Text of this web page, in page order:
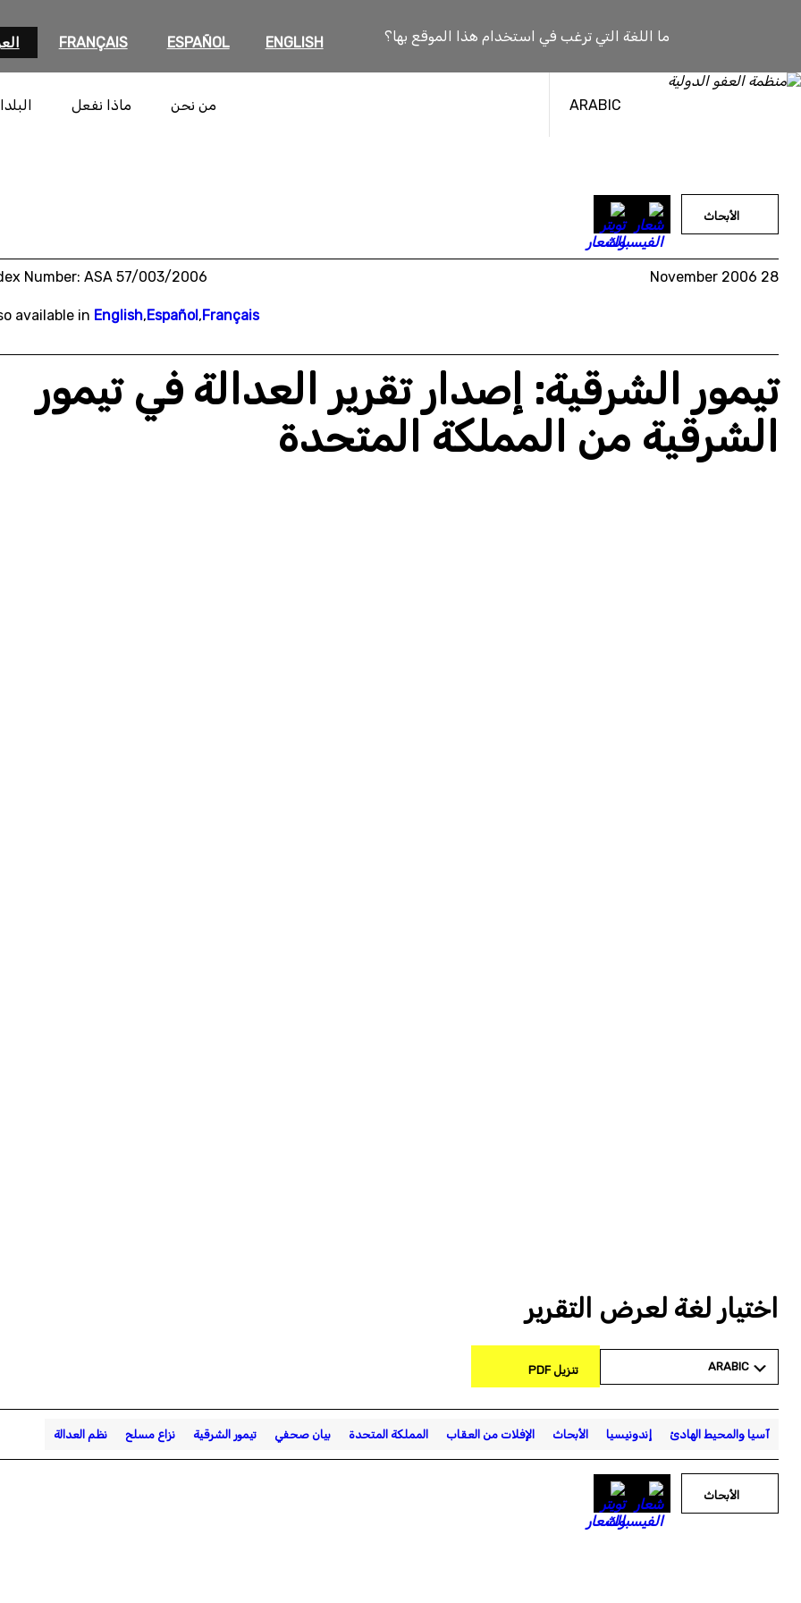
ما اللغة التي ترغب في استخدام هذا الموقع بها؟ ENGLISH
ESPAÑOL
FRANÇAIS
ARABIC من نحن ماذا نفعل
الأبحاث
28 November 2006
Number: ASA 57/003/2006
available in English,Español,Français
تيمور الشرقية: إصدار تقرير العدالة في تيمور
الشرقية من المملكة المتحدة
اختيار لغة لعرض التقرير
ARABIC تنزيل PDF
آسيا والمحيط الهادئ إندونيسيا الأبحاث الإفلات من العقاب المملكة المتحدة بيان صحفي تيمور الشرقية نزاع مسلح نظم العدالة
الأبحاث